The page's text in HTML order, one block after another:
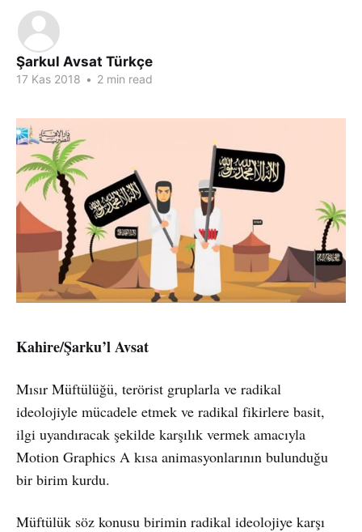
Şarkul Avsat Türkçe
17 Kas 2018 • 2 min read
Kahire/Şarku’l Avsat
Mısır Müftülüğü, terörist gruplarla ve radikal
ideolojiyle mücadele etmek ve radikal fikirlere basit,
ilgi uyandıracak şekilde karşılık vermek amacıyla
Motion Graphics A kısa animasyonlarının bulunduğu
bir birim kurdu.
Müftülük söz konusu birimin radikal ideolojiye karşı